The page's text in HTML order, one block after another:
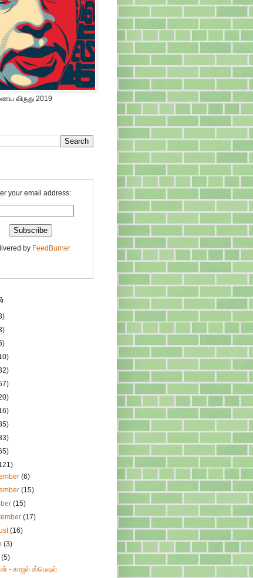
விருது 2019
your email address:
by FeedBurner
(6)
(15)
(15)
(17)
(16)
(3)
(5)
- காஜல் ஸ்பெஷல்